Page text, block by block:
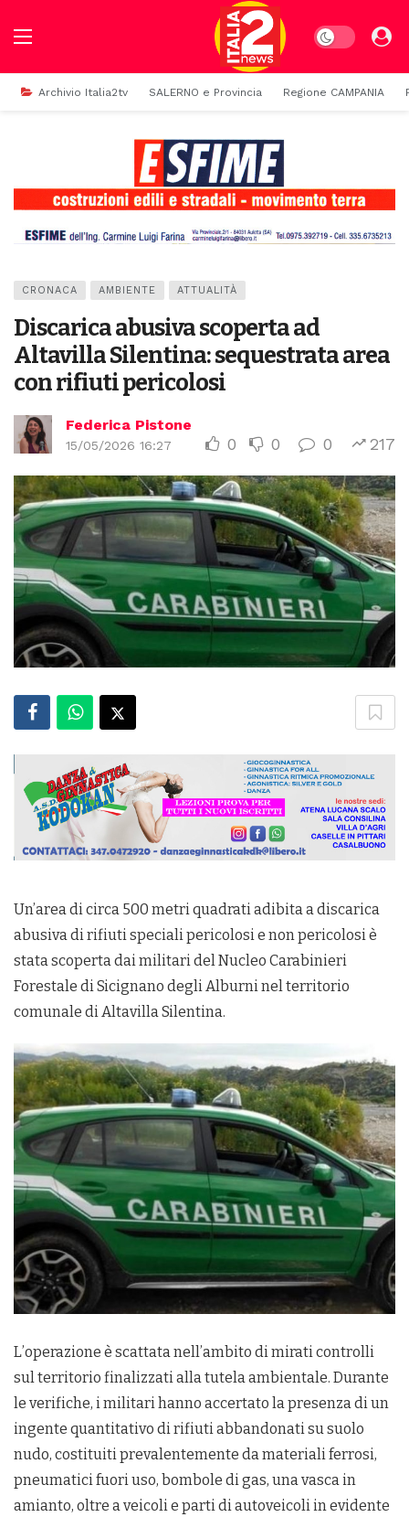
Dark mode
Archivio Italia2tv SALERNO e Provincia Regione CAMPANIA
CRONACA AMBIENTE ATTUALITÀ
Discarica abusiva scoperta ad
Altavilla Silentina: sequestrata area
con rifiuti pericolosi
Federica Pistone
15/05/2026 16:27 0 0 0 217
Un’area di circa 500 metri quadrati adibita a discarica
abusiva di rifiuti speciali pericolosi e non pericolosi è
stata scoperta dai militari del Nucleo Carabinieri
Forestale di Sicignano degli Alburni nel territorio
comunale di Altavilla Silentina.
L’operazione è scattata nell’ambito di mirati controlli
sul territorio finalizzati alla tutela ambientale. Durante
le verifiche, i militari hanno accertato la presenza di un
ingente quantitativo di rifiuti abbandonati su suolo
nudo, costituiti prevalentemente da materiali ferrosi,
pneumatici fuori uso, bombole di gas, una vasca in
amianto, oltre a veicoli e parti di autoveicoli in evidente